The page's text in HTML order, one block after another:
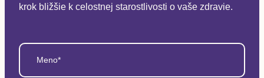
krok bližšie k celostnej starostlivosti o vaše zdravie.
Meno*